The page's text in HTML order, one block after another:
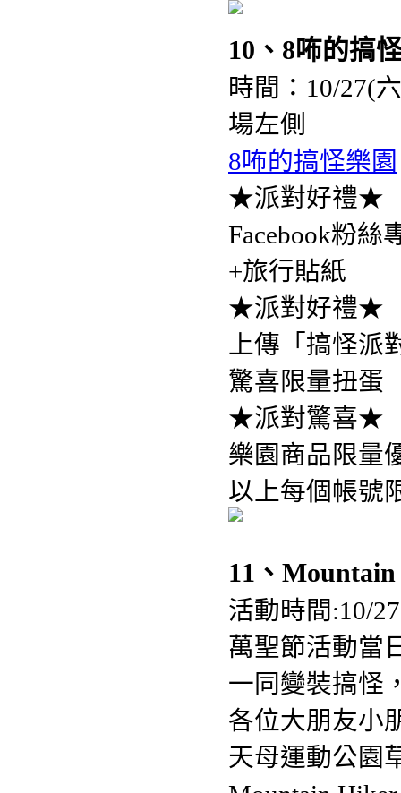
10、8咘的搞
時間：10/27(
場左側
8咘的搞怪樂園
★派對好禮★
Facebook粉絲
+旅行貼紙
★派對好禮★
上傳「搞怪派
驚喜限量扭蛋
★派對驚喜★
樂園商品限量
以上每個帳號
11、
活動時間:10/
萬聖節活動當
一同變裝搞怪
各位大朋友小
天母運動公園